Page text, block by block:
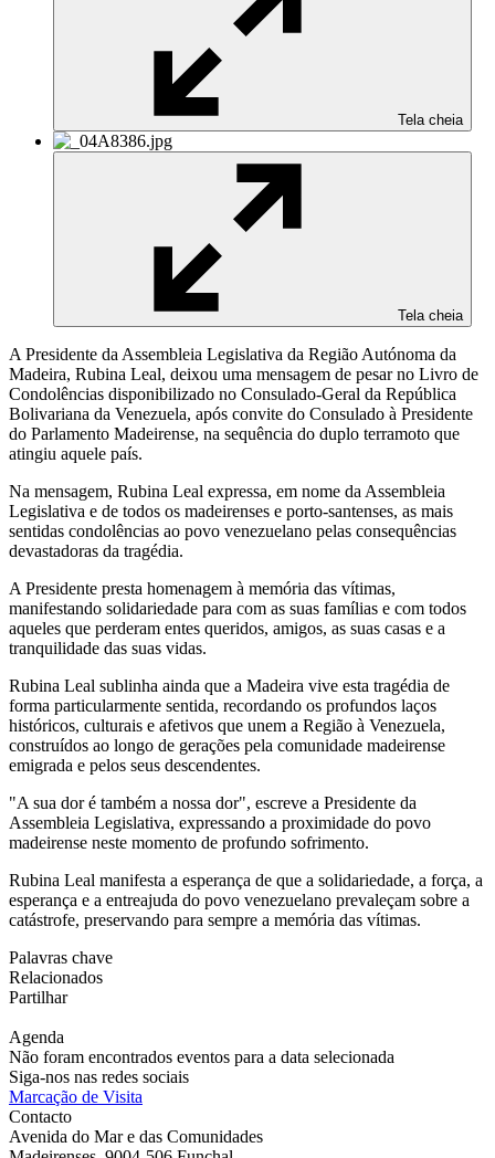
Tela cheia
Tela cheia
A Presidente da Assembleia Legislativa da Região Autónoma da
Madeira, Rubina Leal, deixou uma mensagem de pesar no Livro de
Condolências disponibilizado no Consulado-Geral da República
Bolivariana da Venezuela, após convite do Consulado à Presidente
do Parlamento Madeirense, na sequência do duplo terramoto que
atingiu aquele país.
Na mensagem, Rubina Leal expressa, em nome da Assembleia
Legislativa e de todos os madeirenses e porto-santenses, as mais
sentidas condolências ao povo venezuelano pelas consequências
devastadoras da tragédia.
A Presidente presta homenagem à memória das vítimas,
manifestando solidariedade para com as suas famílias e com todos
aqueles que perderam entes queridos, amigos, as suas casas e a
tranquilidade das suas vidas.
Rubina Leal sublinha ainda que a Madeira vive esta tragédia de
forma particularmente sentida, recordando os profundos laços
históricos, culturais e afetivos que unem a Região à Venezuela,
construídos ao longo de gerações pela comunidade madeirense
emigrada e pelos seus descendentes.
"A sua dor é também a nossa dor", escreve a Presidente da
Assembleia Legislativa, expressando a proximidade do povo
madeirense neste momento de profundo sofrimento.
Rubina Leal manifesta a esperança de que a solidariedade, a força, a
esperança e a entreajuda do povo venezuelano prevaleçam sobre a
catástrofe, preservando para sempre a memória das vítimas.
Palavras chave
Relacionados
Partilhar
Agenda
Não foram encontrados eventos para a data selecionada
Siga-nos nas redes sociais
Marcação de Visita
Contacto
Avenida do Mar e das Comunidades